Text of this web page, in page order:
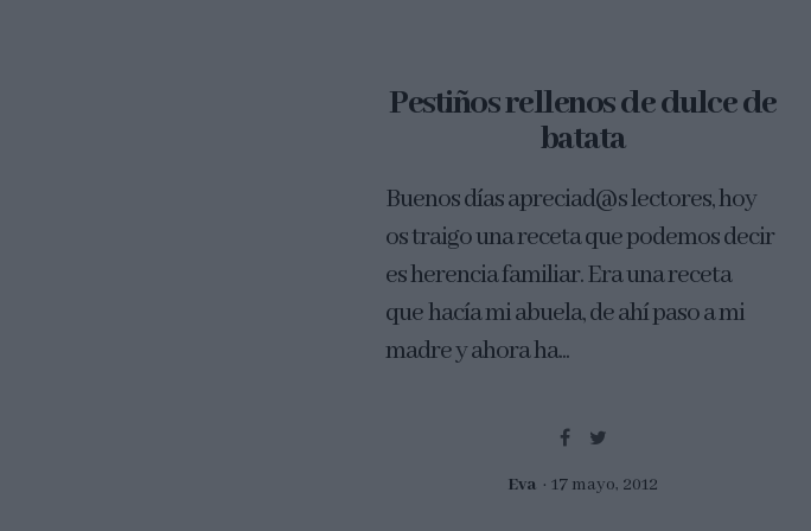
Pestiños rellenos de dulce de
batata
Buenos días apreciad@s lectores, hoy
os traigo una receta que podemos decir
es herencia familiar. Era una receta
que hacía mi abuela, de ahí paso a mi
madre y ahora ha...
Eva 17 mayo, 2012